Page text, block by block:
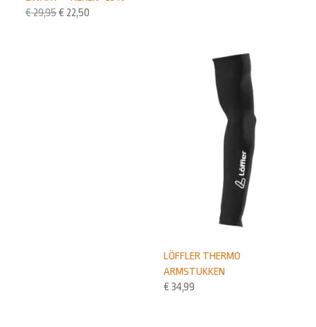
€29,95€ 22,50
LÖFFLER THERMO
ARMSTUKKEN
€ 34,99